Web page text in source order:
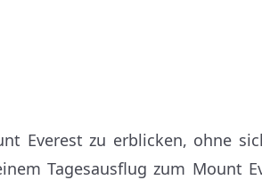
Everest zu erblicken, ohne
Tagesausflug zum Mount